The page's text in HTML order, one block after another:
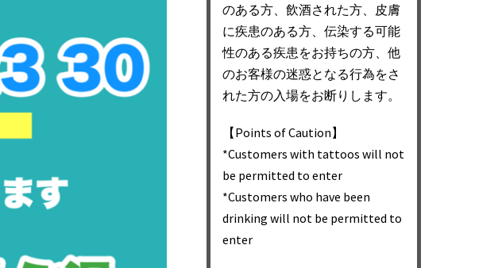
のある方、飲酒された方、皮膚
に疾患のある方、伝染する可能
性のある疾患をお持ちの方、他
のお客様の迷惑となる行為をさ
れた方の入場をお断りします。
【Points of Caution】
*Customers with tattoos will not
be permitted to enter
*Customers who have been
drinking will not be permitted to
enter